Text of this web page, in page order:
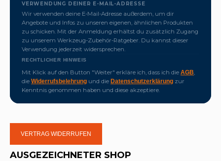
VERWENDUNG DEINER E-MAIL-ADRESSE
Wir verwenden deine E-Mail-Adresse außerdem, um dir
Angebote und Infos zu unseren eigenen, ähnlichen Produkten
zu schicken. Mit der Anmeldung erhältst du zusätzlich Zugang
zu unserem Werkzeug-Zubehör-Ratgeber. Du kannst dieser
Verwendung jederzeit widersprechen.
RECHTLICHER HINWEIS
Mit Klick auf den Button "Weiter" erkläre ich, dass ich die AGB,
die Widerrufsbelehrung und die Datenschutzerklärung zur
Kenntnis genommen haben und diese akzeptiere.
VERTRAG WIDERRUFEN
AUSGEZEICHNETER SHOP